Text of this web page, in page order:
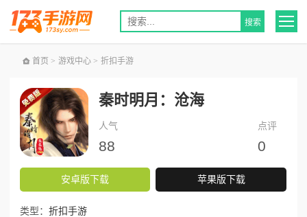
首页 > 游戏中心 > 折扣手游
秦时明月：沧海
人气
88
点评
0
安卓版下载 苹果版下载
类型： 折扣手游